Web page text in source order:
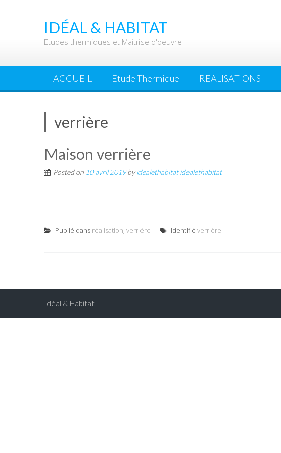
IDÉAL & HABITAT
Etudes thermiques et Maitrise d'oeuvre
ACCUEIL Etude Thermique REALISATIONS
verrière
Maison verrière
Posted on 10 avril 2019byidealethabitat idealethabitat
Publié dans réalisation, verrière Identifié verrière
Idéal & Habitat